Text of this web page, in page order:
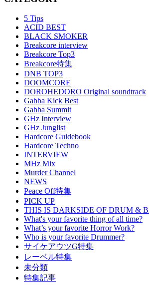
5 Tips
ACID BEST
BLACK SMOKER
Breakcore interview
Breakcore Top3
Breakcore特集
DNB TOP3
DOOMCORE
DOROHEDORO Original soundtrack
Gabba Kick Best
Gabba Summit
GHz Interview
GHz Junglist
Hardcore Guidebook
Hardcore Techno
INTERVIEW
MHz Mix
Murder Channel
NEWS
Peace Off特集
PICK UP
THIS IS DARKSIDE OF DRUM &
What's your favorite thing of all time?
What’s your favorite Horror Work?
Who is your favorite Drummer?
サイケアウツG特集
レーベル特集
未分類
特集記事